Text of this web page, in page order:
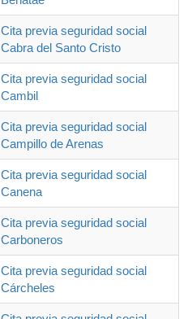
Cita previa seguridad social
Cabra del Santo Cristo
Cita previa seguridad social
Cambil
Cita previa seguridad social
Campillo de Arenas
Cita previa seguridad social
Canena
Cita previa seguridad social
Carboneros
Cita previa seguridad social
Cárcheles